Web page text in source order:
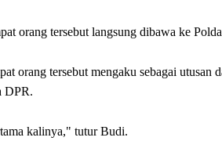
orang tersebut langsung dibawa ke
orang tersebut mengaku sebagai
DPR.
kalinya," tutur Budi.